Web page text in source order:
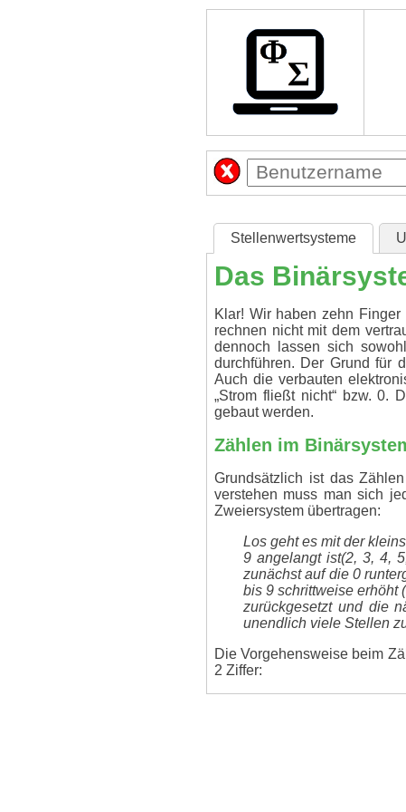
Stellenwertsysteme
Das
Klar! Wir haben zehn
rechnen nicht mit dem
dennoch lassen sich
durchführen. Der Grund für
Auch die verbauten
„Strom fließt nicht“ bzw. 0.
gebaut werden.
Zählen im
Grundsätzlich ist das
verstehen muss man sich
Zweiersystem übertragen:
Los geht es mit der
9 angelangt ist(2, 3, 4,
zunächst auf die 0
bis 9 schrittweise erhöht
zurückgesetzt und die
unendlich viele Stellen
Die Vorgehensweise beim
2 Ziffer: